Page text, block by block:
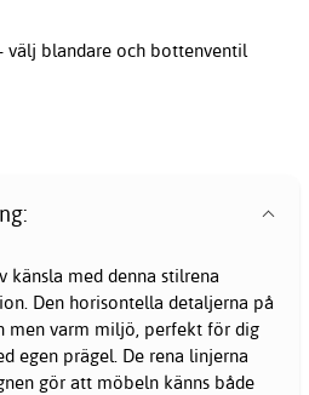
välj blandare och bottenventil
känsla med denna stilrena
Den horisontella detaljerna på
men varm miljö, perfekt för dig
egen prägel. De rena linjerna
gör att möbeln känns både